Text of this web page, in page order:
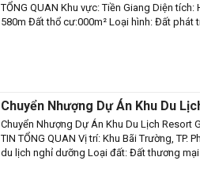
TỔNG QUAN Khu vực: Tiền Giang Diện
580m Đất thổ cư:000m² Loại hình: Đất phát
Chuyển Nhượng Dự Án Khu Du
Hưng Đạo – Phú Quốc –
Chuyển Nhượng Dự Án Khu Du Lịch Resort
TIN TỔNG QUAN Vị trí: Khu Bãi Trường, TP.
du lịch nghỉ dưỡng Loại đất: Đất thương mại